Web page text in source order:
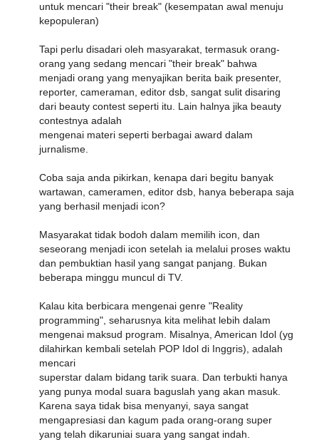
untuk mencari "their break" (kesempatan awal menuju
kepopuleran)
Tapi perlu disadari oleh masyarakat, termasuk orang-
orang yang sedang mencari "their break" bahwa
menjadi orang yang menyajikan berita baik presenter,
reporter, cameraman, editor dsb, sangat sulit disaring
dari beauty contest seperti itu. Lain halnya jika beauty
contestnya adalah
mengenai materi seperti berbagai award dalam
jurnalisme.
Coba saja anda pikirkan, kenapa dari begitu banyak
wartawan, cameramen, editor dsb, hanya beberapa saja
yang berhasil menjadi icon?
Masyarakat tidak bodoh dalam memilih icon, dan
seseorang menjadi icon setelah ia melalui proses waktu
dan pembuktian hasil yang sangat panjang. Bukan
beberapa minggu muncul di TV.
Kalau kita berbicara mengenai genre "Reality
programming", seharusnya kita melihat lebih dalam
mengenai maksud program. Misalnya, American Idol (yg
dilahirkan kembali setelah POP Idol di Inggris), adalah
mencari
superstar dalam bidang tarik suara. Dan terbukti hanya
yang punya modal suara baguslah yang akan masuk.
Karena saya tidak bisa menyanyi, saya sangat
mengapresiasi dan kagum pada orang-orang super
yang telah dikaruniai suara yang sangat indah.